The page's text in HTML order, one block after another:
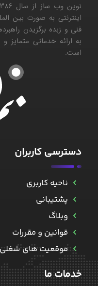
اینترنتی به صورت بین
فنی و زبده برگزیدن
به ارائه خدماتی
است.
دسترسی کاربران
ناحیه کاربری
پشتیبانی
وبلاگ
قوانین و مقررات
موقعیت های شغلی
خدمات ما